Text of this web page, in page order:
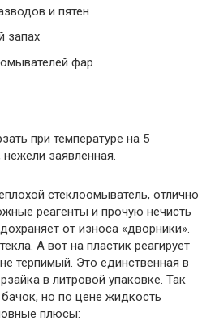
и пятен
запах
фар
при температуре на 5
заявленная.
стеклоомыватель, отлично
реагенты и прочую нечисть
от износа «дворники».
А вот на пластик реагирует
терпимый. Это единственная в
в литровой упаковке. Так
но по цене жидкость
плюсы: